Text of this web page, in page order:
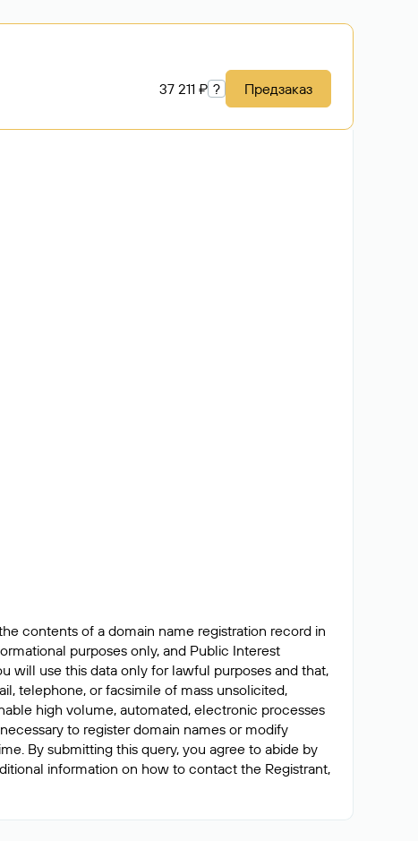
37 211 ₽ ? Предзаказ
contents of a domain name registration record in
purposes only, and Public Interest
will use this data only for lawful purposes and that,
telephone, or facsimile of mass unsolicited,
high volume, automated, electronic processes
to register domain names or modify
By submitting this query, you agree to abide by
information on how to contact the Registrant,